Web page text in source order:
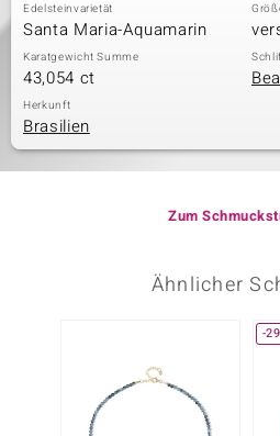
Edelsteinvarietät
Santa Maria-Aquamarin
Karatgewicht Summe
43,054 ct
Herkunft
Brasilien
Zum
Ähnlicher
-